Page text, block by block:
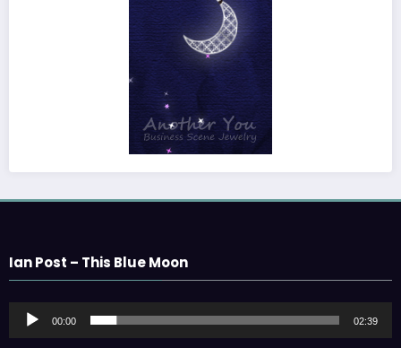
Ian Post – This Blue Moon
00:00 02:39